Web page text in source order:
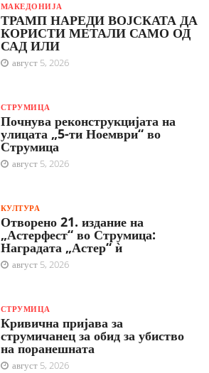
МАКЕДОНИЈА
ТРАМП НАРЕДИ ВОЈСКАТА ДА
КОРИСТИ МЕТАЛИ САМО ОД
САД ИЛИ
август 5, 2026
СТРУМИЦА
Почнува реконструкцијата на
улицата „5-ти Ноември“ во
Струмица
август 5, 2026
КУЛТУРА
Отворено 21. издание на
„Астерфест“ во Струмица:
Наградата „Астер“ ѝ
август 5, 2026
СТРУМИЦА
Кривична пријава за
струмичанец за обид за убиство
на поранешната
август 5, 2026